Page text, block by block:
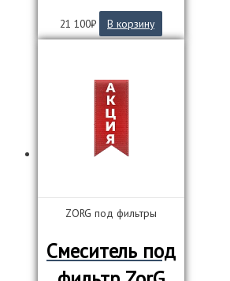
21 100₽ В корзину
ZORG под фильтры
Смеситель под